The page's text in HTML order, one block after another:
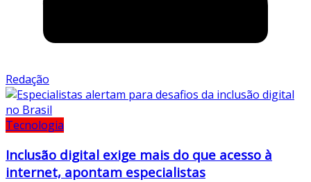
Redação
Tecnologia
Inclusão digital exige mais do que acesso à
internet, apontam especialistas